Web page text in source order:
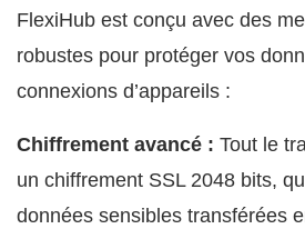
FlexiHub est conçu avec des
robustes pour protéger vos
connexions d’appareils :
Chiffrement avancé : Tout le
un chiffrement SSL 2048 bits,
données sensibles transférées